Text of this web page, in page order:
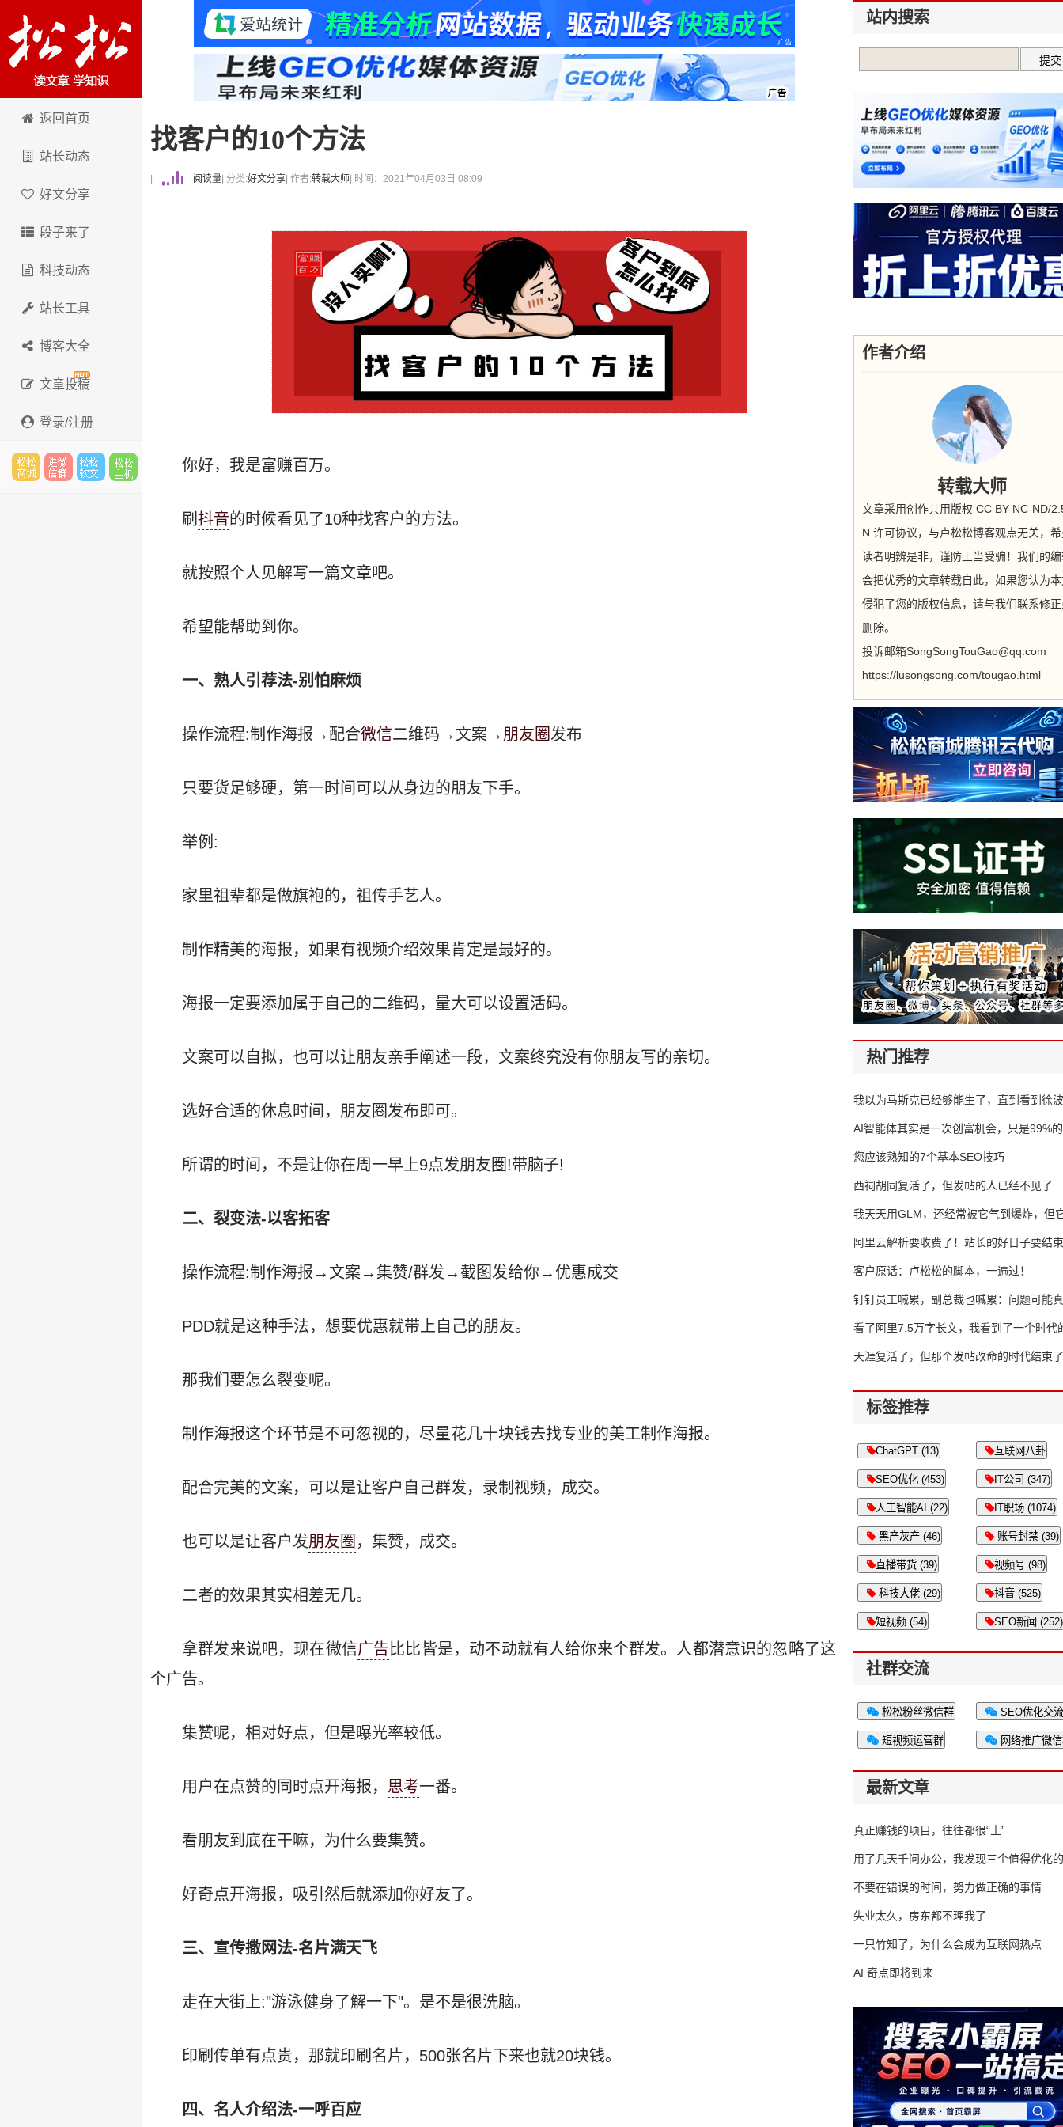
卢松松博客
返回首页
站长动态
好文分享
段子来了
科技动态
站长工具
博客大全
文章投稿
登录/注册
找客户的10个方法
阅读量 | 分类:好文分享 | 作者:转载大师 | 时间：2021年04月03日 08:09
你好，我是富赚百万。
刷 抖音的时候看见了10种找客户的方法。
就按照个人见解写一篇文章吧。
希望能帮助到你。
一、熟人引荐法-别怕麻烦
操作流程:制作海报→配合微信二维码→文案→ 朋友圈发布
只要货足够硬，第一时间可以从身边的朋友下手。
举例:
家里祖辈都是做旗袍的，祖传手艺人。
制作精美的海报，如果有视频介绍效果肯定是最好的。
海报一定要添加属于自己的二维码，量大可以设置活码。
文案可以自拟，也可以让朋友亲手阐述一段，文案终究没有你朋友写的亲切。
选好合适的休息时间，朋友圈发布即可。
所谓的时间，不是让你在周一早上9点发朋友圈!带脑子!
二、裂变法-以客拓客
操作流程:制作海报→文案→集赞/群发→截图发给你→优惠成交
PDD就是这种手法，想要优惠就带上自己的朋友。
那我们要怎么裂变呢。
制作海报这个环节是不可忽视的，尽量花几十块钱去找专业的美工制作海报。
配合完美的文案，可以是让客户自己群发，录制视频，成交。
也可以是让客户发朋友圈 ，集赞，成交。
二者的效果其实相差无几。
拿群发来说吧，现在微信广告 比比皆是，动不动就有人给你来个群发。人都潜意识的忽略了这
个广告。
集赞呢，相对好点，但是曝光率较低。
用户在点赞的同时点开海报， 思考一番。
看朋友到底在干嘛，为什么要集赞。
好奇点开海报，吸引然后就添加你好友了。
三、宣传撒网法-名片满天飞
走在大街上:"游泳健身了解一下"。是不是很洗脑。
印刷传单有点贵，那就印刷名片，500张名片下来也就20块钱。
四、名人介绍法-一呼百应
站内搜索
作者介绍
转载大师
文章采用创作共用版权 CC BY-NC-ND/
N 许可协议，与卢松松博客观点无关，
读者明辨是非，谨防上当受骗！我们的
会把优秀的文章转载自此，如果您认为
侵犯了您的版权信息，请与我们联系修
删除。
投诉邮箱SongSongTouGao@qq.com
https://lusongsong.com/tougao.html
热门推荐
我以为马斯克已经够能生了，直到看到
AI智能体其实是一次创富机会，只是99%
错过了
您应该熟知的7个基本SEO技巧
西祠胡同复活了，但发帖的人已经不见了
我天天用GLM，还经常被它气到爆炸，但
16万亿
阿里云解析要收费了！站长的好日子要结
客户原话：卢松松的脚本，一遍过！
钉钉员工喊累，副总裁也喊累：问题可能
了
看了阿里7.5万字长文，我看到了一个时代
天涯复活了，但那个发帖改命的时代结束了
标签推荐
ChatGPT (13) 互联网八卦
SEO优化 (453) IT公司 (347)
人工智能AI (22) IT职场 (1074)
黑产灰产 (46) 账号封禁 (39)
直播带货 (39) 视频号 (98)
科技大佬 (29) 抖音 (525)
短视频 (54) SEO新闻 (252)
社群交流
松松粉丝微信群 SEO优化交
短视频运营群 网络推广微
最新文章
真正赚钱的项目，往往都很“土”
用了几天千问办公，我发现三个值得优化
不要在错误的时间，努力做正确的事情
失业太久，房东都不理我了
一只竹知了，为什么会成为互联网热点
AI 奇点即将到来